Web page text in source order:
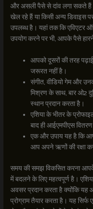
और असली पैसे से दांव लगा सकते
खेल रहे हैं या किसी अन्य डिवाइस
उपलब्ध है। यहां तक ​​कि एविएटर
उपयोग करने पर भी, आपके पैसे
आपको दूसरों की तरह
जरूरत नहीं है।
संगीत, वीडियो गेम और
मिश्रण के साथ, बार ओ2
स्थान प्रदान करता है।
एशिया के भीतर के
बाद ही आईएमपीएस
एक और उपाय यह है कि आप
आप अपने ऋणों की रक्षा
समय की समझ विकसित करना
में बदलने के लिए महत्वपूर्ण है।
अवसर प्रदान करता है क्योंकि
प्रोग्राम तैयार करता है। यह